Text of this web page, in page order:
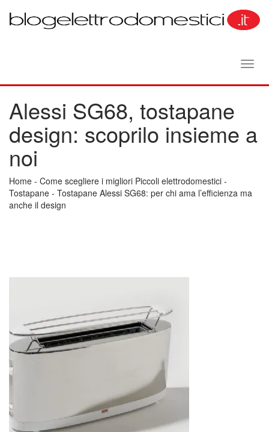
Alessi SG68, tostapane
design: scoprilo insieme a
noi
Home - Come scegliere i migliori Piccoli elettrodomestici -
Tostapane - Tostapane Alessi SG68: per chi ama l’efficienza ma
anche il design